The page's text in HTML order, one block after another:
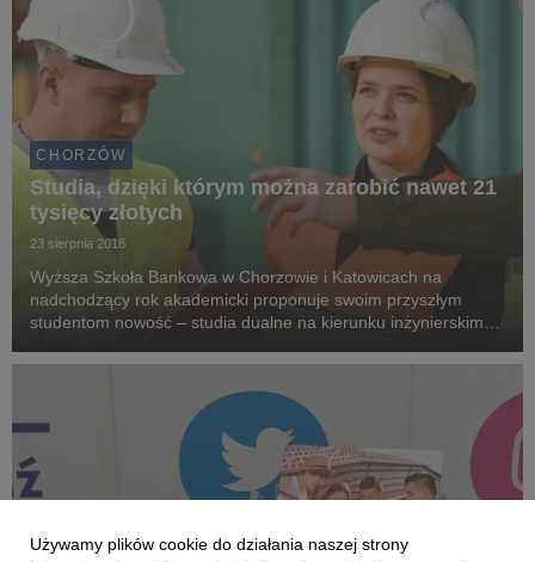
CHORZÓW
Studia, dzięki którym można zarobić nawet 21
tysięcy złotych
23 sierpnia 2018
Wyższa Szkoła Bankowa w Chorzowie i Katowicach na
nadchodzący rok akademicki proponuje swoim przyszłym
studentom nowość – studia dualne na kierunku inżynierskim
jednocześnie uczy się, zdobywa doświadczenie zawodow...
Używamy plików cookie do działania naszej strony